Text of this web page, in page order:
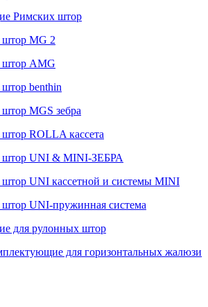
Римских штор
MG 2
штор AMG
benthin
MGS зебра
ROLLA кассета
штор UNI & MINI-ЗЕБРА
UNI кассетной и системы MINI
UNI-пружинная система
для рулонных штор
для горизонтальных жалюзи